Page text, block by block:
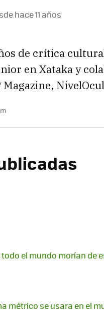
hace 11 años
de crítica
en Xataka y
Magazine,
el mundo morían de
métrico se usara en el